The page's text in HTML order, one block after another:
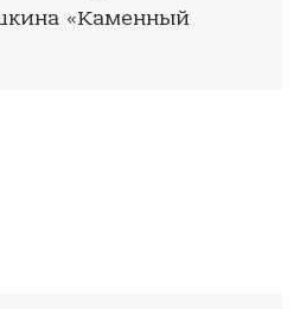
«Каменный